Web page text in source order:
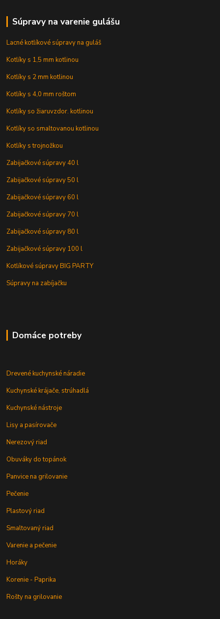
Súpravy na varenie gulášu
Lacné kotlíkové súpravy na guláš
Kotlíky s 1,5 mm kotlinou
Kotlíky s 2 mm kotlinou
Kotlíky s 4,0 mm roštom
Kotlíky so žiaruvzdor. kotlinou
Kotlíky so smaltovanou kotlinou
Kotlíky s trojnožkou
Zabijačkové súpravy 40 l
Zabijačkové súpravy 50 l
Zabijačkové súpravy 60 l
Zabijačkové súpravy 70 l
Zabijačkové súpravy 80 l
Zabijačkové súpravy 100 l
Kotlíkové súpravy BIG PARTY
Súpravy na zabíjačku
Domáce potreby
Drevené kuchynské náradie
Kuchynské krájače, strúhadlá
Kuchynské nástroje
Lisy a pasírovače
Nerezový riad
Obuváky do topánok
Panvice na grilovanie
Pečenie
Plastový riad
Smaltovaný riad
Varenie a pečenie
Horáky
Korenie - Paprika
Rošty na grilovanie